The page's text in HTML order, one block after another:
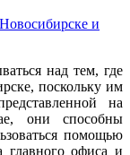
и
над тем, где
поскольку им
на
они способны
помощью
главного офиса и